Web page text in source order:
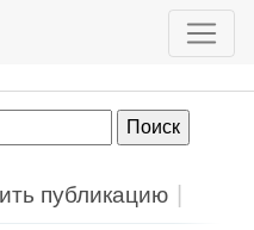
публикацию